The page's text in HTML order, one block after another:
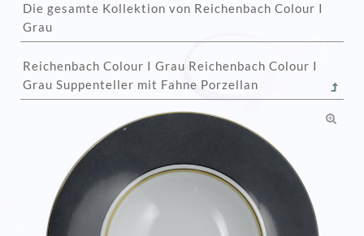
Die gesamte Kollektion von Reichenbach Colour I
Grau
Reichenbach Colour I Grau Reichenbach Colour I
Grau Suppenteller mit Fahne Porzellan